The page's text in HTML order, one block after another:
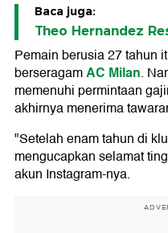
Baca juga:
Theo Hernandez
Pemain berusia 27 tahun
berseragamAC Milan.
memenuhi permintaan
akhirnya menerima
"Setelah enam tahun di
mengucapkan selamat
akun Instagram-nya.